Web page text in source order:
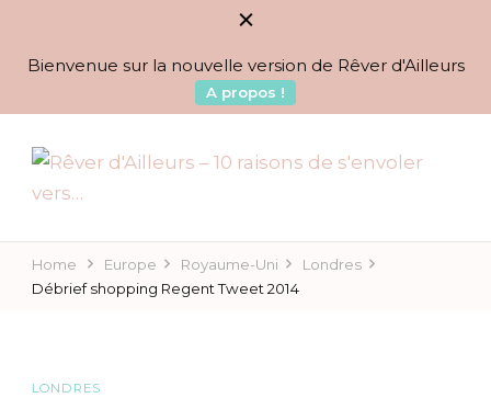
Bienvenue sur la nouvelle version de Rêver d'Ailleurs
A propos !
Rêver d'Ailleurs – 10
BLOG VOYAGES DEPUIS 2010
Home Europe Royaume-Uni
Londres
Débrief shopping Regent Tweet 2014
LONDRES